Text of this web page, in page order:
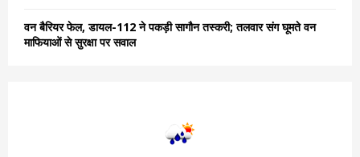
वन बैरियर फेल, डायल-112 ने पकड़ी सागौन तस्करी; तलवार संग घूमते वन
माफियाओं से सुरक्षा पर सवाल